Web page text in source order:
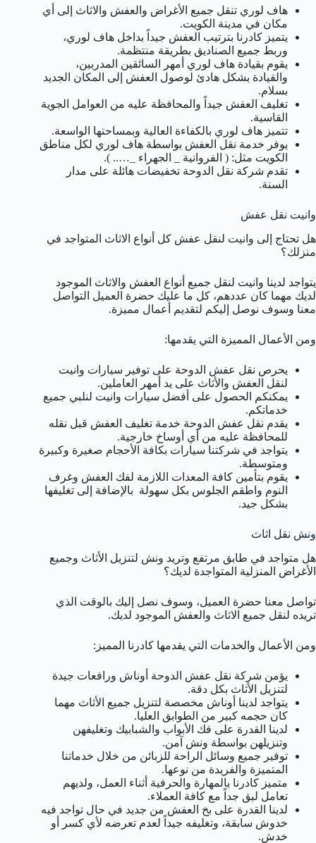
هاف لوري تنقل جميع الأغراض والعفش والاثاث إلى أي
مكان في مدينة الكويت.
يتميز كادرنا بترتيب العفش جيداً بداخل هاف لوري،
وربط جميع الصناديق بطريقة منتظمة.
يقوم بقيادة هاف لوري أمهر السائقين المدربين،
والقيادة بشكل هادئ لوصول العفش إلى المكان الجديد
بسلام.
تغليف العفش جيداً والمحافظة عليه من العوامل الجوية
القاسية.
تتميز هاف لوري بالكفاءة العالية وبمساحتها الواسعة.
يوفر خدمة نقل العفش بواسطة هاف لوري لكل مناطق
الكويت مثل: ( الفروانية _ الجهراء _….. ).
تقدم شركة نقل الدوحة تخفيضات هائلة على مدار
السنة.
وانيت نقل عفش
هل تحتاج إلى وانيت لنقل عفش كل أنواع الاثاث المتواجد في
منزلك؟
يتواجد لدينا وانيت لنقل جميع أنواع العفش والاثاث الموجود
لديك مهما كان عددهم، كل ما عليك حضرة العميل التواصل
معنا وسوف نوصل إليكم لتقديم أعمال مميزة.
ومن الأعمال المميزة التي يقدمها:
يحرص نقل عفش الدوحة على توفير سيارات وانيت
لنقل العفش والأثاث على يد أمهر العاملين.
يمكنكم الحصول على أفضل سيارات وانيت لنلبي جميع
خدماتكم.
يقدم نقل عفش الدوحة خدمة تغليف العفش قبل نقله
للمحافظة عليه من أي أوساخ خارجية.
يتواجد في شركتنا سيارات بكافة الأحجام صغيرة وكبيرة
ومتوسطة.
يقوم بتأمين كافة المعدات اللازمة لفك العفش وغرف
النوم واطقم الجلوس بكل سهولة بالإضافة إلى تغليفها
بشكل جيد.
ونش نقل اثاث
هل متواجد في طابق مرتفع وتريد ونش لتنزيل الأثاث وجميع
الأغراض المنزلية المتواجدة لديك؟
تواصل معنا حضرة العميل، وسوف نصل إليك بالوقت الذي
تريده لنقل جميع الاثاث والعفش الموجود لديك.
ومن الأعمال والخدمات التي يقدمها كادرنا المميز:
يؤمن شركة نقل عفش الدوحة أوناش ورافعات جيدة
لتنزيل الأثاث بكل دقة.
يتواجد لدينا أوناش مخصصة لتنزيل جميع الأثاث مهما
كان حجمه كبير من الطوابق العليا.
لدينا القدرة على فك الأبواب والشبابيك وتغليفهن
وتنزيلهن بواسطة ونش آمن.
توفير جميع وسائل الراحة للزبائن من خلال خدماتنا
المتميزة والفريدة من نوعها.
متميز كادرنا بالمهارة والحرفية أثناء العمل، ولديهم
تعامل لبق جداً مع كافة العملاء.
لدينا القدرة على بخ العفش من جديد في حال تواجد فيه
خدوش سابقة، وتغليفه جيداً لعدم تعرضه لأي كسر أو
خدش.